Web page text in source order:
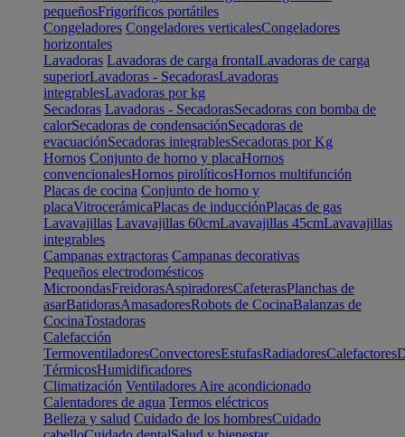
pequeñosFrigoríficos portátiles
Congeladores Congeladores verticalesCongeladores
horizontales
Lavadoras Lavadoras de carga frontalLavadoras de carga
superiorLavadoras - SecadorasLavadoras
integrablesLavadoras por kg
Secadoras Lavadoras - SecadorasSecadoras con bomba de
calorSecadoras de condensaciónSecadoras de
evacuaciónSecadoras integrablesSecadoras por Kg
Hornos Conjunto de horno y placaHornos
convencionalesHornos pirolíticosHornos multifunción
Placas de cocina Conjunto de horno y
placaVitrocerámicaPlacas de inducciónPlacas de gas
Lavavajillas Lavavajillas 60cmLavavajillas 45cmLavavajillas
integrables
Campanas extractoras Campanas decorativas
Pequeños electrodomésticos
MicroondasFreidorasAspiradoresCafeterasPlanchas de
asarBatidorasAmasadoresRobots de CocinaBalanzas de
CocinaTostadoras
Calefacción
TermoventiladoresConvectoresEstufasRadiadoresCalefactores
TérmicosHumidificadores
Climatización Ventiladores Aire acondicionado
Calentadores de agua Termos eléctricos
Belleza y salud Cuidado de los hombresCuidado